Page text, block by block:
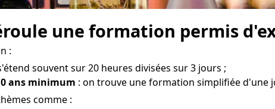
une formation permis
:
souvent sur 20 heures divisées sur 3 jours ;
ans minimum : on trouve une formation simplifiée d'une
comme :